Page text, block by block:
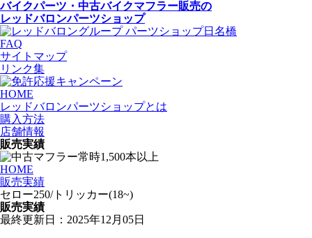
バイクパーツ・中古バイクマフラー販売の
レッドバロンパーツショップ
FAQ
サイトマップ
リンク集
HOME
レッドバロンパーツショップとは
購入方法
店舗情報
販売実績
HOME
販売実績
セロー250/トリッカー(18~)
販売実績
最終更新日：2025年12月05日